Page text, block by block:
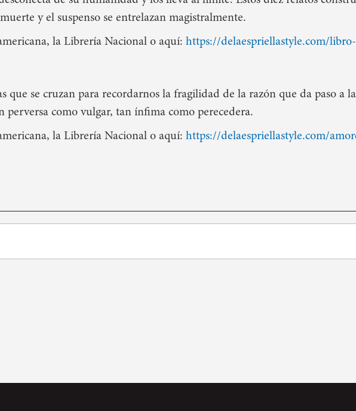
y el suspenso se entrelazan magistralmente.
la Librería Nacional o aquí: https://delaespriellastyle.com/libro-
que se cruzan para recordarnos la fragilidad de la razón que da paso a
perversa como vulgar, tan ínfima como perecedera.
la Librería Nacional o aquí: https://delaespriellastyle.com/